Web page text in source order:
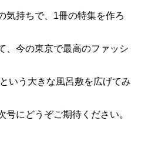
持ちで、1冊の特集を作ろ
、今の東京で最高のファッシ
いう大きな風呂敷を広げてみ
号にどうぞご期待ください。